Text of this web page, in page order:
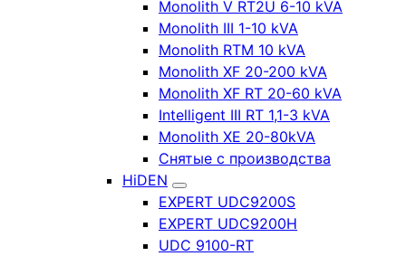
Monolith V RT2U 6-10 kVA
Monolith III 1-10 kVA
Monolith RTM 10 kVA
Monolith XF 20-200 kVA
Monolith XF RT 20-60 kVA
Intelligent III RT 1,1-3 kVA
Monolith XE 20-80kVA
Снятые с производства
HiDEN
EXPERT UDC9200S
EXPERT UDC9200H
UDC 9100-RT